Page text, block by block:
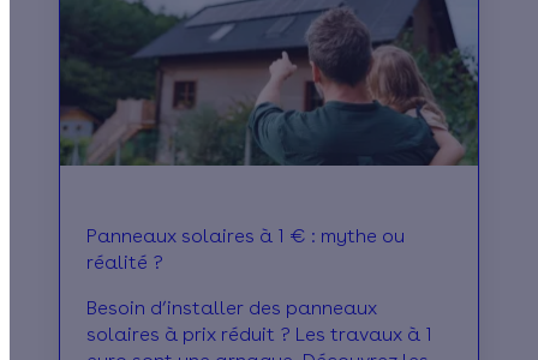
Panneaux solaires à 1 € : mythe ou
réalité ?
Besoin d’installer des panneaux
solaires à prix réduit ? Les travaux à 1